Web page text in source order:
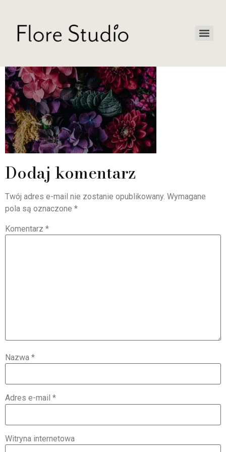
Dodaj komentarz
Twój adres e-mail nie zostanie opublikowany. Wymagane
pola są oznaczone *
Komentarz *
Nazwa *
Adres e-mail *
Witryna internetowa